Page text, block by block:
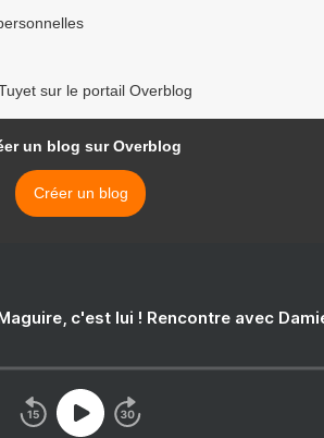
sur le portail Overblog
un blog sur Overblog
Créer un blog
c'est lui ! Rencontre avec